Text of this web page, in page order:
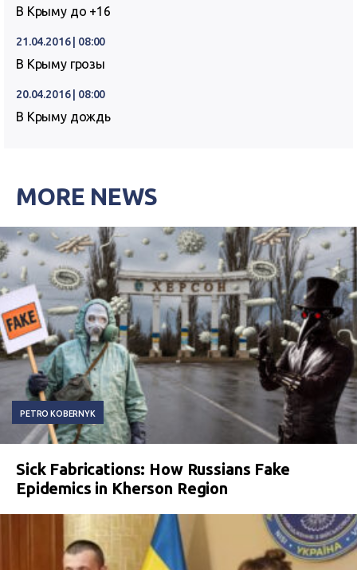
В Крыму до +16
21.04.2016 | 08:00
В Крыму грозы
20.04.2016 | 08:00
В Крыму дождь
MORE NEWS
PETRO KOBERNYK
Sick Fabrications: How Russians Fake
Epidemics in Kherson Region